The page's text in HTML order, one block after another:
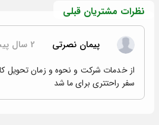
نظرات مشتریان قبلی
پیمان نصرتی 2 سال پیش
از خدمات شرکت و نحوه و زمان تحویل
سفر راحتتری برای ما شد